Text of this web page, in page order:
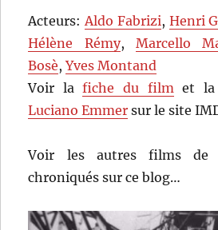
Acteurs:Aldo Fabrizi, Henri
Hélène Rémy,Marcello
Bosè,Yves Montand
Voir lafiche du filmet la
Luciano Emmer sur le site
Voir les autres films
chroniqués sur ce blog…